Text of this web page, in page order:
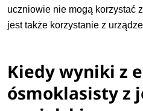
uczniowie nie mogą korzystać
jest także korzystanie z
Kiedy wyniki z
ósmoklasisty z